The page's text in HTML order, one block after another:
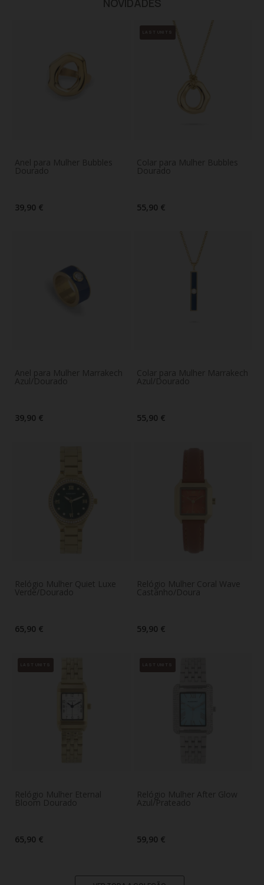
NOVIDADES
Anel para Mulher Bubbles
Dourado
39,90 €
LAST UNITS
Colar para Mulher Bubbles
Dourado
55,90 €
Anel para Mulher Marrakech
Azul/Dourado
39,90 €
Colar para Mulher Marrakech
Azul/Dourado
55,90 €
Relógio Mulher Quiet Luxe
Verde/Dourado
65,90 €
Relógio Mulher Coral Wave
Castanho/Doura
59,90 €
LAST UNITS
Relógio Mulher Eternal
Bloom Dourado
65,90 €
LAST UNITS
Relógio Mulher After Glow
Azul/Prateado
59,90 €